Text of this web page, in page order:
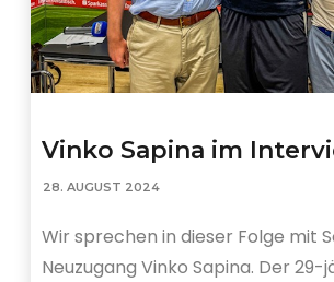
Vinko Sapina im
28. AUGUST 2024
Wir sprechen in dieser Folge mit
Neuzugang Vinko Sapina. Der 29-